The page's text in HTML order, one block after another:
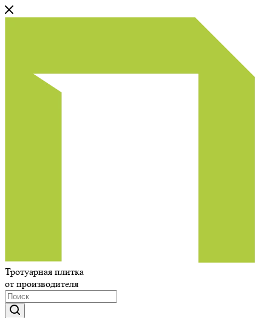
Тротуарная плитка
от производителя